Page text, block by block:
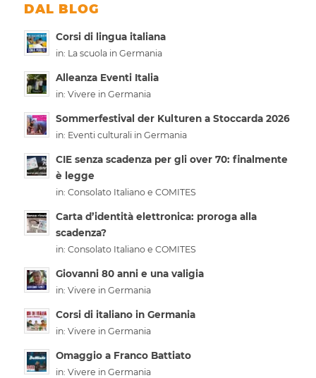
DAL BLOG
Corsi di lingua italiana
in: La scuola in Germania
Alleanza Eventi Italia
in: Vivere in Germania
Sommerfestival der Kulturen a Stoccarda 2026
in: Eventi culturali in Germania
CIE senza scadenza per gli over 70: finalmente
è legge
in: Consolato Italiano e COMITES
Carta d’identità elettronica: proroga alla
scadenza?
in: Consolato Italiano e COMITES
Giovanni 80 anni e una valigia
in: Vivere in Germania
Corsi di italiano in Germania
in: Vivere in Germania
Omaggio a Franco Battiato
in: Vivere in Germania